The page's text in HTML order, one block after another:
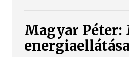
Magyar Péter: